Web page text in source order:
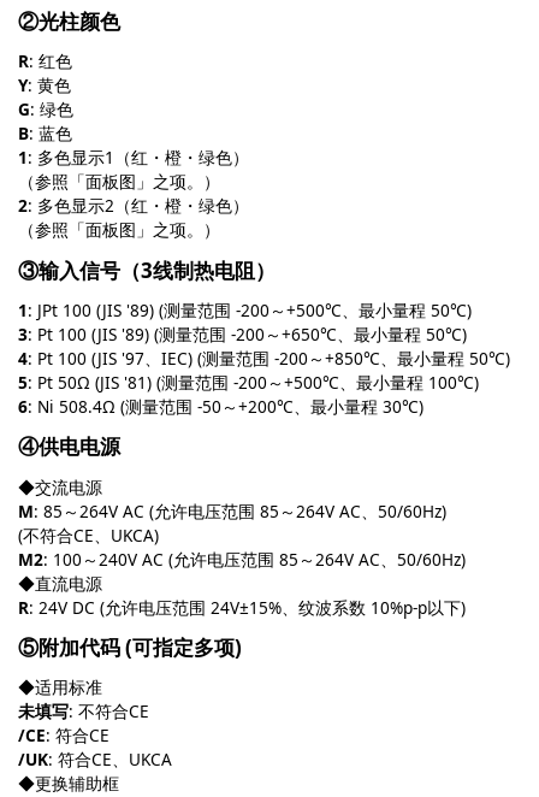
②光柱颜色
R: 红色
Y: 黄色
G: 绿色
B: 蓝色
1: 多色显示1（红・橙・绿色）
（参照「面板图」之项。）
2: 多色显示2（红・橙・绿色）
（参照「面板图」之项。）
③输入信号（3线制热电阻）
1: JPt 100 (JIS '89) (测量范围 -200～+500℃、最小量程 50℃)
3: Pt 100 (JIS '89) (测量范围 -200～+650℃、最小量程 50℃)
4: Pt 100 (JIS '97、IEC) (测量范围 -200～+850℃、最小量程 50℃)
5: Pt 50Ω (JIS '81) (测量范围 -200～+500℃、最小量程 100℃)
6: Ni 508.4Ω (测量范围 -50～+200℃、最小量程 30℃)
④供电电源
◆交流电源
M: 85～264V AC (允许电压范围 85～264V AC、50/60Hz)
(不符合CE、UKCA)
M2: 100～240V AC (允许电压范围 85～264V AC、50/60Hz)
◆直流电源
R: 24V DC (允许电压范围 24V±15%、纹波系数 10%p-p以下)
⑤附加代码 (可指定多项)
◆适用标准
未填写: 不符合CE
/CE: 符合CE
/UK: 符合CE、UKCA
◆更换辅助框